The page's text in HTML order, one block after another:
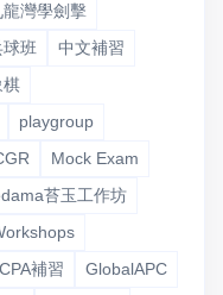
龍灣學劍擊
班
中文補習
棋
playgroup
Mock Exam
苔玉工作坊
補習
GlobalAPC